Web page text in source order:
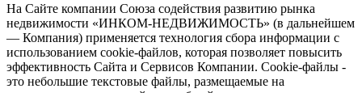
На Сайте компании Союза содействия развитию рынка
недвижимости «ИНКОМ-НЕДВИЖИМОСТЬ» (в дальнейшем
— Компания) применяется технология сбора информации с
использованием cookie-файлов, которая позволяет повысить
эффективность Сайта и Сервисов Компании. Сookie-файлы -
это небольшие текстовые файлы, размещаемые на